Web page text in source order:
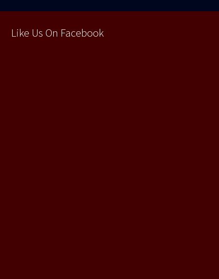
Like Us On Facebook